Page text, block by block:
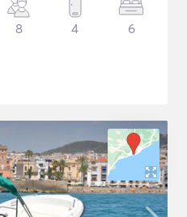
8 4 6